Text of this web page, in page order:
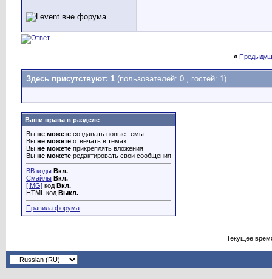
«
Здесь присутствуют: 1 (пользователей: 0 , гостей: 1)
Ваши права в разделе
Вы не можете создавать новые темы
Вы не можете отвечать в темах
Вы не можете прикреплять вложения
Вы не можете редактировать свои сообщения
BB коды Вкл.
Смайлы Вкл.
[IMG] код Вкл.
HTML код Выкл.
Правила форума
Текущее